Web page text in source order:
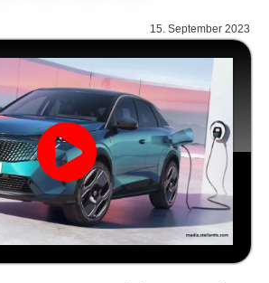
15. September 2023